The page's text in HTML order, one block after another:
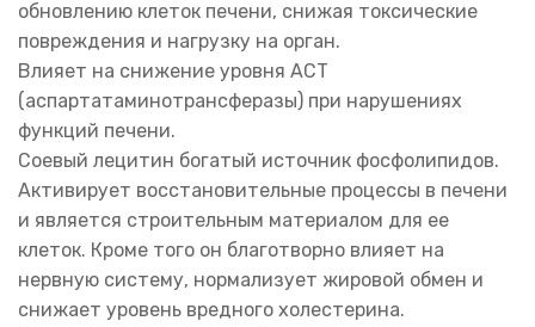
обновлению клеток печени, снижая токсические
повреждения и нагрузку на орган.
Влияет на снижение уровня АСТ
(аспартатаминотрансферазы) при нарушениях
функций печени.
Соевый лецитин богатый источник фосфолипидов.
Активирует восстановительные процессы в печени
и является строительным материалом для ее
клеток. Кроме того он благотворно влияет на
нервную систему, нормализует жировой обмен и
снижает уровень вредного холестерина.